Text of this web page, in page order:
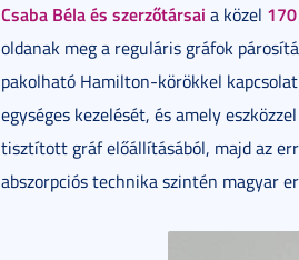
Csaba Béla és szerzőtársai a közel
oldanak meg a reguláris gráfok
pakolható Hamilton-körökkel
egységes kezelését, és amely
tisztított gráf előállításából, majd az
abszorpciós technika szintén magyar